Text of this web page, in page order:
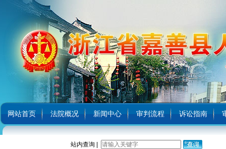
网站首页 法院概况 新闻中心 审判流程 诉讼指南
站内查询 |